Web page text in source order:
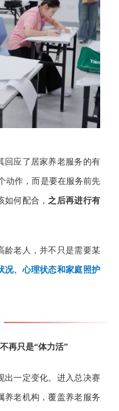
回应了居家养老服务的有
动作，而是要在服务前先
何配合， 之后再进行有
龄老人，并不只是需要某
况、心理状态和家庭照护
再只是“体力活”
出一定变化。进入总决赛
养老机构，覆盖养老服务